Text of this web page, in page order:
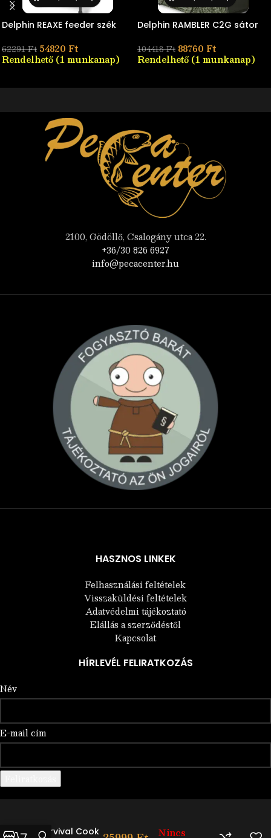
Delphin REAXE feeder szék
62291Ft 54820 Ft
Rendelhető (1 munkanap)
Delphin RAMBLER C2G sátor
104418Ft 88760 Ft
Rendelhető (1 munkanap)
2100, Gödöllő, Csalogány utca 22.
+36/30 826 6927
info@pecacenter.hu
HASZNOS LINKEK
Felhasználási feltételek
Visszaküldési feltételek
Adatvédelmi tájékoztató
Elállás a szerződéstől
Kapcsolat
HÍRLEVÉL FELIRATKOZÁS
Név
E-mail cím
Survival Cook
Nincs